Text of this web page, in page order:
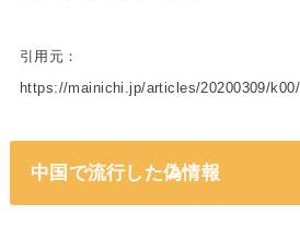
引用元：
https://mainichi.jp/articles/20200309/
中国で流行した偽情報